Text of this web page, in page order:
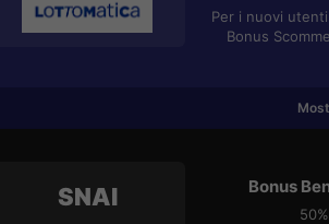
Per i nuovi
Bonus
SNAI Bonus